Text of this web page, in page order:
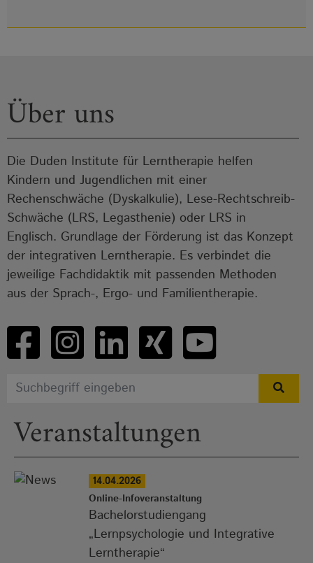
Über uns
Die Duden Institute für Lerntherapie helfen
Kindern und Jugendlichen mit einer
Rechenschwäche (Dyskalkulie), Lese-Rechtschreib-
Schwäche (LRS, Legasthenie) oder LRS in
Englisch. Grundlage der Förderung ist das Konzept
der integrativen Lerntherapie. Es verbindet die
jeweilige Fachdidaktik mit passenden Methoden
aus der Sprach-, Ergo- und Familientherapie.
Veranstaltungen
14.04.2026
Online-Infoveranstaltung
Bachelorstudiengang
„Lernpsychologie und Integrative
Lerntherapie“